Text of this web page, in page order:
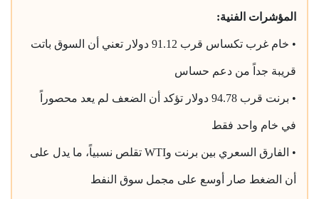
المؤشرات الفنية:
• خام غرب تكساس قرب 91.12 دولار تعني أن السوق باتت
قريبة جداً من دعم حساس
• برنت قرب 94.78 دولار تؤكد أن الضعف لم يعد محصوراً
في خام واحد فقط
• الفارق السعري بين برنت وWTI تقلص نسبياً، ما يدل على
أن الضغط صار أوسع على مجمل سوق النفط